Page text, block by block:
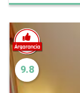
9.8